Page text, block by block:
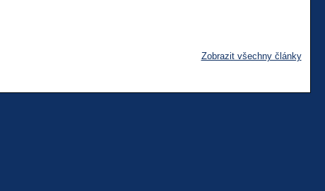
Zobrazit všechny články